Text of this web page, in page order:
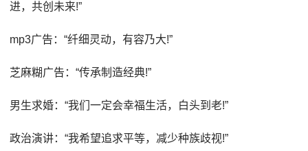
进，共创未来!”
mp3广告：“纤细灵动，有容乃大!”
芝麻糊广告：“传承制造经典!”
男生求婚：“我们一定会幸福生活，白头到老!”
政治演讲：“我希望追求平等，减少种族歧视!”